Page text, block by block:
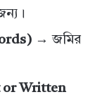
→ জমির
or Written